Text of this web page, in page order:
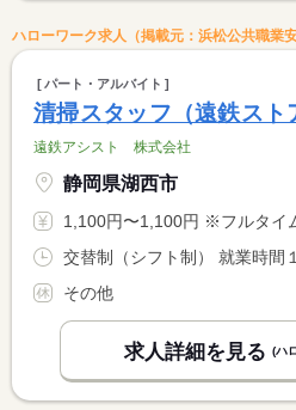
ハローワーク求人（掲載元：浜松公共職業安
パート・アルバイト
清掃スタッフ（遠鉄スト
遠鉄アシスト 株式会社
静岡県湖西市
1,100円〜1,100円 ※フルタイム求人の場合は月額（換算額）
その他
求人詳細を見る (ハ